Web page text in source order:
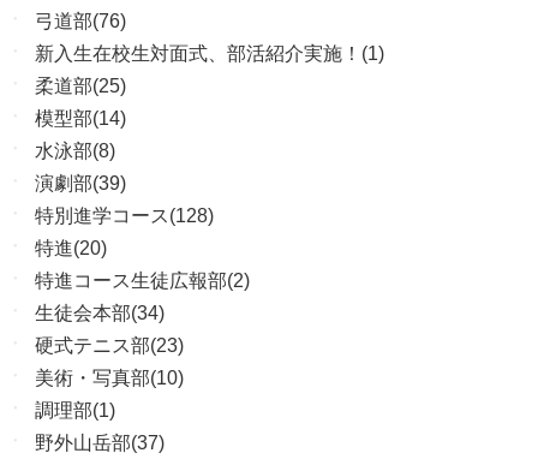
弓道部(76)
新入生在校生対面式、部活紹介実施！(1)
柔道部(25)
模型部(14)
水泳部(8)
演劇部(39)
特別進学コース(128)
特進(20)
特進コース生徒広報部(2)
生徒会本部(34)
硬式テニス部(23)
美術・写真部(10)
調理部(1)
野外山岳部(37)